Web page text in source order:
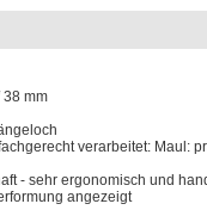
38 mm
verarbeitet: Maul:
- sehr ergonomisch und
angezeigt